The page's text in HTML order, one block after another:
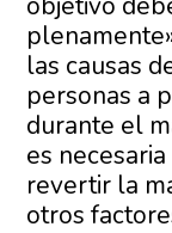
las causas
personas a
durante el
es
revertir la
otros